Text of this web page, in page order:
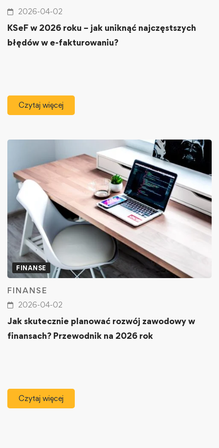
2026-04-02
KSeF w 2026 roku – jak uniknąć najczęstszych
błędów w e-fakturowaniu?
Czytaj więcej
FINANSE
FINANSE
2026-04-02
Jak skutecznie planować rozwój zawodowy w
finansach? Przewodnik na 2026 rok
Czytaj więcej